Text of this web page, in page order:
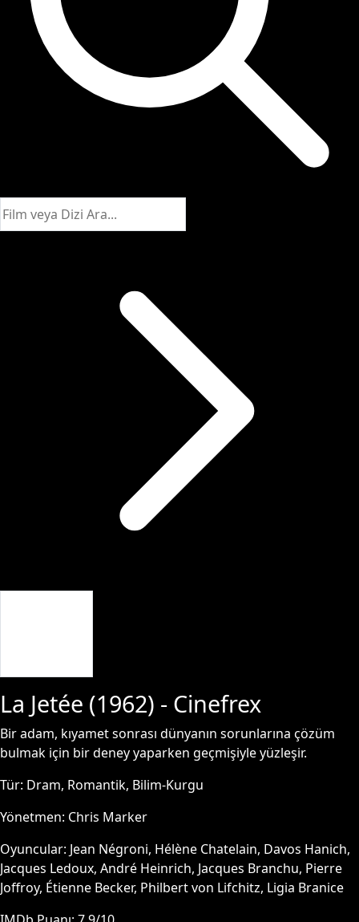
La Jetée (1962) - Cinefrex
Bir adam, kıyamet sonrası dünyanın sorunlarına çözüm
bulmak için bir deney yaparken geçmişiyle yüzleşir.
Tür: Dram, Romantik, Bilim-Kurgu
Yönetmen: Chris Marker
Oyuncular: Jean Négroni, Hélène Chatelain, Davos Hanich,
Jacques Ledoux, André Heinrich, Jacques Branchu, Pierre
Joffroy, Étienne Becker, Philbert von Lifchitz, Ligia Branice